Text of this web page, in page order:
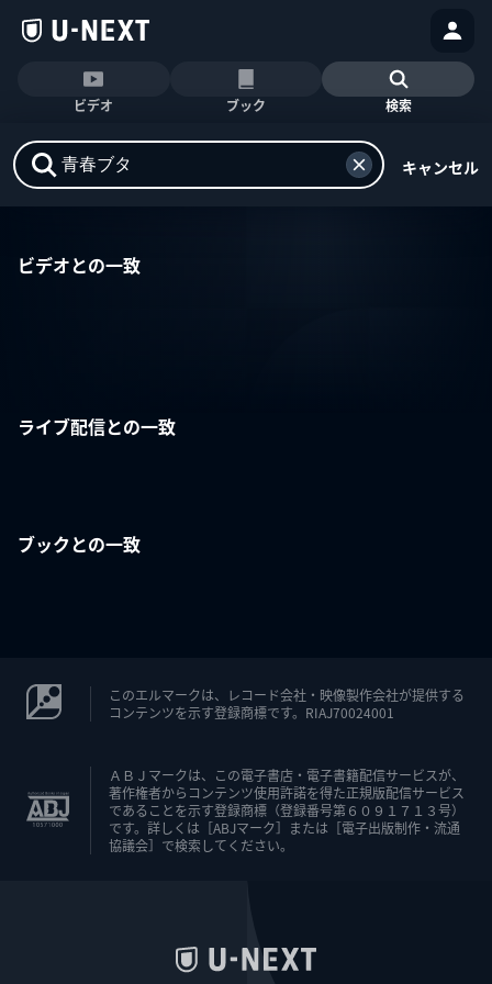
ビデオ ブック 検索
キャンセル
ビデオとの一致
ライブ配信との一致
ブックとの一致
このエルマークは、レコード会社・映像製作会社が提供する
コンテンツを示す登録商標です。RIAJ70024001
ＡＢＪマークは、この電子書店・電子書籍配信サービスが、
著作権者からコンテンツ使用許諾を得た正規版配信サービス
であることを示す登録商標（登録番号第６０９１７１３号）
です。詳しくは［ABJマーク］または［電子出版制作・流通
協議会］で検索してください。